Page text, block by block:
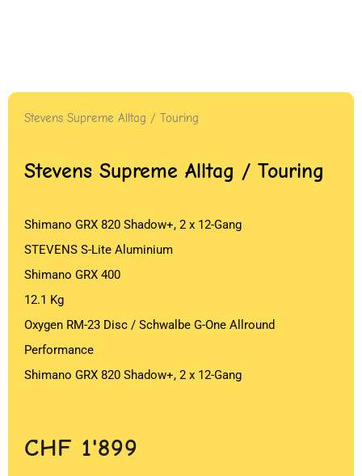
Stevens Supreme Alltag / Touring
Stevens Supreme Alltag / Touring
Shimano GRX 820 Shadow+, 2 x 12-Gang
STEVENS S-Lite Aluminium
Shimano GRX 400
12.1 Kg
Oxygen RM-23 Disc / Schwalbe G-One Allround
Performance
Shimano GRX 820 Shadow+, 2 x 12-Gang
CHF 1'899